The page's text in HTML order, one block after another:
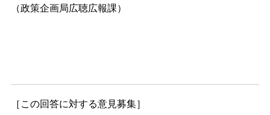
（政策企画局広聴広報課）
［この回答に対する意見募集］